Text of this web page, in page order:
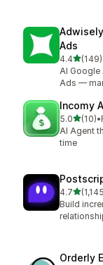
Ads
4.4滿分 5
(149)
共有 149
AI Google
Ads —
Incomy
5.0滿分 5
(10)
共有 10 則•
AI Agent
time
4.7滿分 5
共有 1145
Build
Orderly